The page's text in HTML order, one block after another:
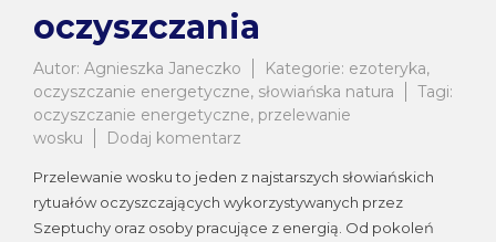
oczyszczania
Autor: Agnieszka Janeczko Kategorie: ezoteryka,
oczyszczanie energetyczne, słowiańska natura
Tagi:
oczyszczanie energetyczne, przelewanie
wosku
Dodaj komentarz
wosku
u
Szeptuchy
Przelewanie wosku to jeden z najstarszych słowiańskich
rytuałów oczyszczających wykorzystywanych przez
Szeptuchy oraz osoby pracujące z energią. Od pokoleń